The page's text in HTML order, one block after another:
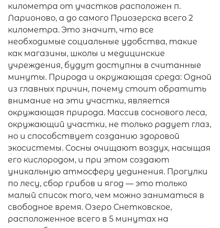
километра от участков расположен п.
Ларионово, а до самого Приозерска всего 2
километра. Это значит, что все
необходимые социальные удобства, такие
как магазины, школы и медицинские
учреждения, будут доступны в считанные
минуты. Природа и окружающая среда: Одной
из главных причин, почему стоит обратить
внимание на эти участки, является
окружающая природа. Массив соснового леса,
окружающий участки, не только радует глаз,
но и способствует созданию здоровой
экосистемы. Сосны очищают воздух, насыщая
его кислородом, и при этом создают
уникальную атмосферу уединения. Прогулки
по лесу, сбор грибов и ягод — это только
малый список того, чем можно заниматься в
свободное время. Озеро Снетковское,
расположенное всего в 5 минутах на